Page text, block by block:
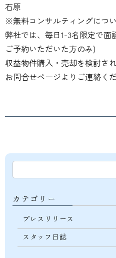
石原
※無料コンサルティングにつ
弊社では、毎日1-3名限定で
ご予約いただいた方のみ)
収益物件購入・売却を検討さ
お問合せページよりご連絡く
カテゴリー
プレスリリース
スタッフ日誌